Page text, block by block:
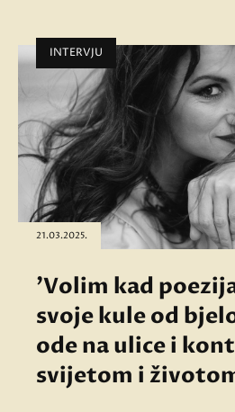
INTERVJU
21.03.2025.
'Volim kad
svoje kule od
ode na ulice i
svijetom i